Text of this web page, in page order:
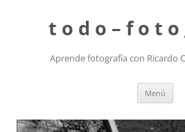
t o d o – f o t o
Aprende fotografía con Ricardo
Menú